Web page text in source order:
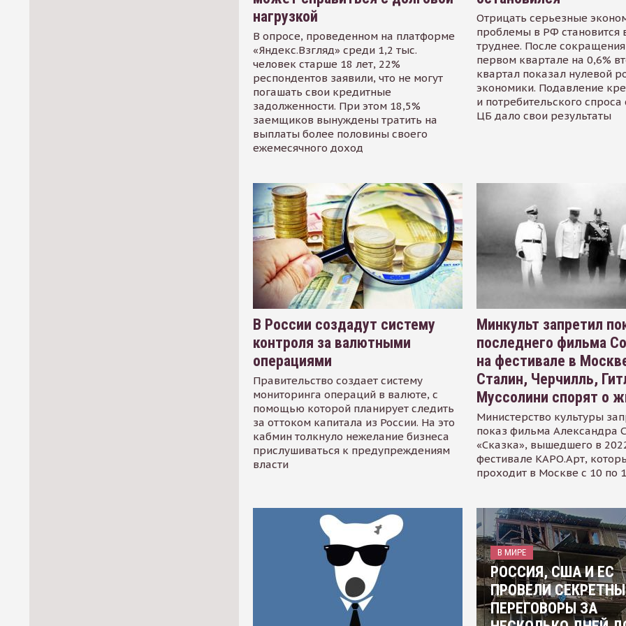
нагрузкой
В опросе, проведенном на платформе
«Яндекс.Взгляд» среди 1,2 тыс.
человек старше 18 лет, 22%
респондентов заявили, что не могут
погашать свои кредитные
задолженности. При этом 18,5%
заемщиков вынуждены тратить на
выплаты более половины своего
ежемесячного доход
Отрицать серьезные
проблемы в РФ становится
труднее. После
первом квартале на 0,6%
квартал показал нулевой
экономики. Подавление
и потребительского
ЦБ дало свои результаты
В России создадут систему
контроля за валютными
операциями
Правительство создает систему
мониторинга операций в валюте, с
помощью которой планирует следить
за оттоком капитала из России. На это
кабмин толкнуло нежелание бизнеса
прислушиваться к предупреждениям
власти
Минкульт запретил
последнего фильма
на фестивале в
Сталин, Черчилль,
Муссолини спорят о
Министерство культуры
показ фильма Александра
«Сказка», вышедшего в
фестивале КАРО.Арт,
проходит в Москве с 10 по
В МИРЕ
РОССИЯ, США И ЕС
ПРОВЕЛИ
ПЕРЕГОВОРЫ ЗА